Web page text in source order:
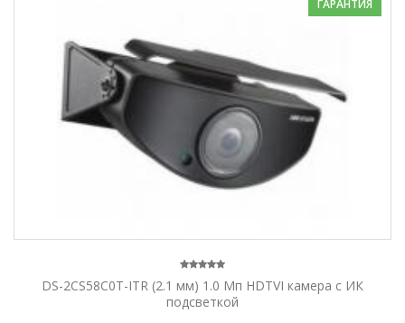
ГАРАНТИЯ
DS-2CS58C0T-ITR (2.1 мм) 1.0 Мп HDTVI камера с ИК
подсветкой